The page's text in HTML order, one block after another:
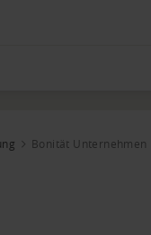
Bonität Unternehmen